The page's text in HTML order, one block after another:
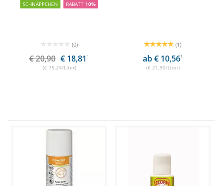
SCHNÄPPCHEN RABATT 10%
(0)
€ 20,90 € 18,81 1
(€ 75,24/Liter)
(1)
ab € 10,561
(€ 21,90/Liter)